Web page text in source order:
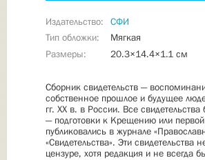
Издательство СФИ
Тип обложки
Мягкая
Размеры
20.3×14.4×1.1 см
Сборник свидетельств —
собственное прошлое и будущее
гг. XX в. в России. Все
— подготовки к Крещению или
публиковались в журнале
«Свидетельства». Эти свидетельства
цензуре, хотя редакция и не всегда